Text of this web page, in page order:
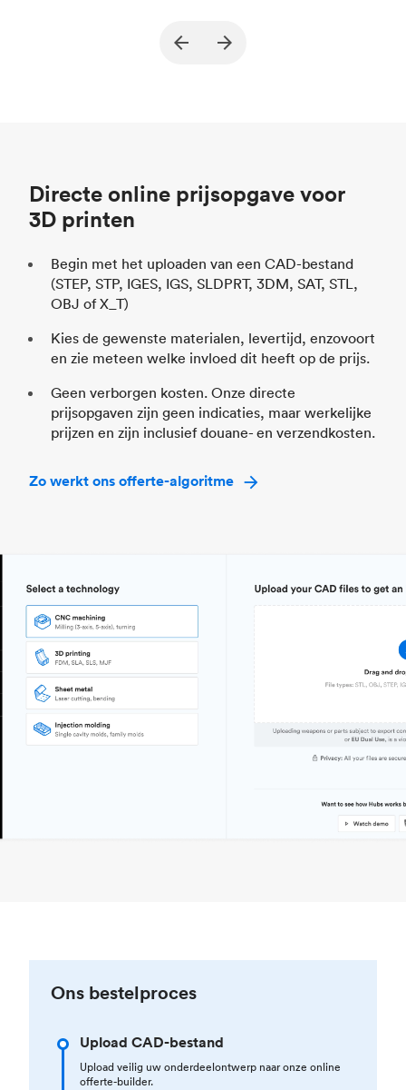
Constructiedelen en vacuümtools (End
Directe online prijsopgave voor
3D printen
Begin met het uploaden van een CAD-bestand
(STEP, STP, IGES, IGS, SLDPRT, 3DM, SAT, STL,
OBJ of X_T)
Kies de gewenste materialen, levertijd, enzovoort
en zie meteen welke invloed dit heeft op de prijs.
Geen verborgen kosten. Onze directe
prijsopgaven zijn geen indicaties, maar werkelijke
prijzen en zijn inclusief douane- en verzendkosten.
Zo werkt ons offerte-algoritme
Ons bestelproces
Upload CAD-bestand
Upload veilig uw onderdeelontwerp naar onze online
offerte-builder.